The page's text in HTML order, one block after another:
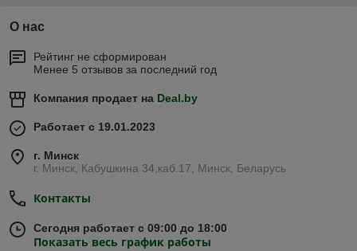
О нас
Рейтинг не сформирован
Менее 5 отзывов за последний год
Компания продает на Deal.by
Работает с 19.01.2023
г. Минск
г. Минск, Кабушкина 34,каб.17, Минск, Беларусь
Контакты
Сегодня работает с 09:00 до 18:00
Показать весь график работы